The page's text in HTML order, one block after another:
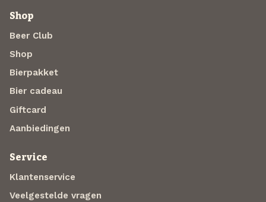
Shop
Beer Club
Shop
Bierpakket
Bier cadeau
Giftcard
Aanbiedingen
Service
Klantenservice
Veelgestelde vragen